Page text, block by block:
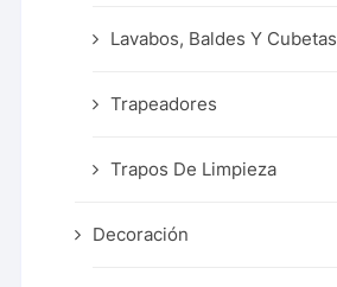
Lavabos, Baldes Y Cubetas
Trapeadores
Trapos De Limpieza
Decoración